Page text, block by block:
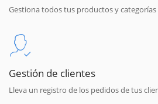
Gestiona todos tus productos y
Gestión de clientes
Lleva un registro de los pedidos de tus